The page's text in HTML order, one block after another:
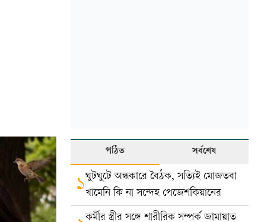
পঠিত সর্বশেষ
১ঘুটঘুটে অন্ধকারে বৈঠক, সত্যিই মোজতবা
খামেনি কি না সন্দেহ পেজেশকিয়ানের
কর্মীর স্ত্রীর সঙ্গে শারীরিক সম্পর্ক জামায়াত